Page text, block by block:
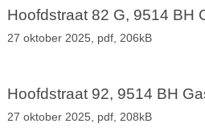
Hoofdstraat 82 G, 9514 BH
27 oktober 2025, pdf, 206kB
Hoofdstraat 92, 9514 BH
27 oktober 2025, pdf, 208kB